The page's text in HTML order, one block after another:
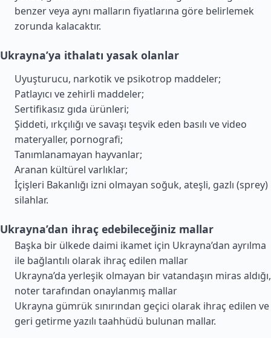
benzer veya aynı malların fiyatlarına göre belirlemek
zorunda kalacaktır.
Ukrayna’ya ithalatı yasak olanlar
Uyuşturucu, narkotik ve psikotrop maddeler;
Patlayıcı ve zehirli maddeler;
Sertifikasız gıda ürünleri;
Şiddeti, ırkçılığı ve savaşı teşvik eden basılı ve video
materyaller, pornografi;
Tanımlanamayan hayvanlar;
Aranan kültürel varlıklar;
İçişleri Bakanlığı izni olmayan soğuk, ateşli, gazlı (sprey)
silahlar.
Ukrayna’dan ihraç edebileceğiniz mallar
Başka bir ülkede daimi ikamet için Ukrayna’dan ayrılma
ile bağlantılı olarak ihraç edilen mallar
Ukrayna’da yerleşik olmayan bir vatandaşın miras aldığı,
noter tarafından onaylanmış mallar
Ukrayna gümrük sınırından geçici olarak ihraç edilen ve
geri getirme yazılı taahhüdü bulunan mallar.